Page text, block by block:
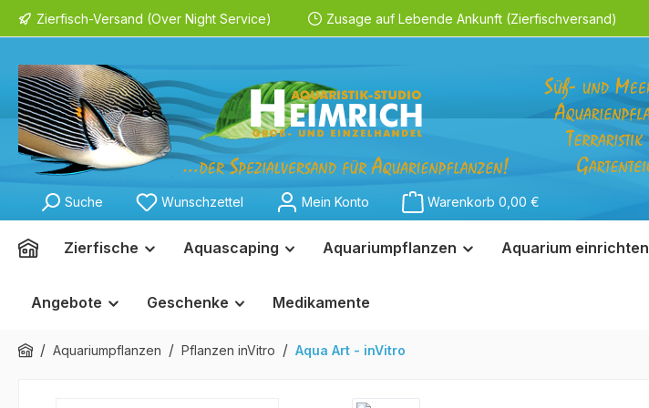
Zur Hauptnavigation springen
Zierfisch-Versand (Over Night Service) Zusage auf Lebende Ankunft (Zierfischversand)
Suche Wunschzettel Mein Konto Warenkorb 0,00 €
Zierfische Aquascaping Aquariumpflanzen Aquarium einrichten
Angebote Geschenke Medikamente
/ Aquariumpflanzen / Pflanzen inVitro / Aqua Art - inVitro